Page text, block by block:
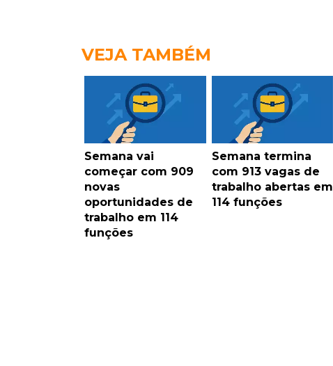
VEJA TAMBÉM
Semana vai
começar com 909
novas
oportunidades de
trabalho em 114
funções
Semana termina
com 913 vagas de
trabalho abertas em
114 funções